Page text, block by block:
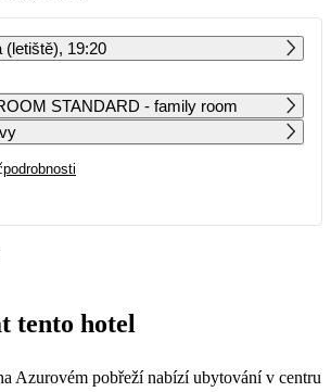
ST ČT PÁ SO NE
6
2 729 2 919
(letiště), 19:20
STANDARD - family room
podrobnosti
tento hotel
Azurovém pobřeží nabízí ubytování v centru